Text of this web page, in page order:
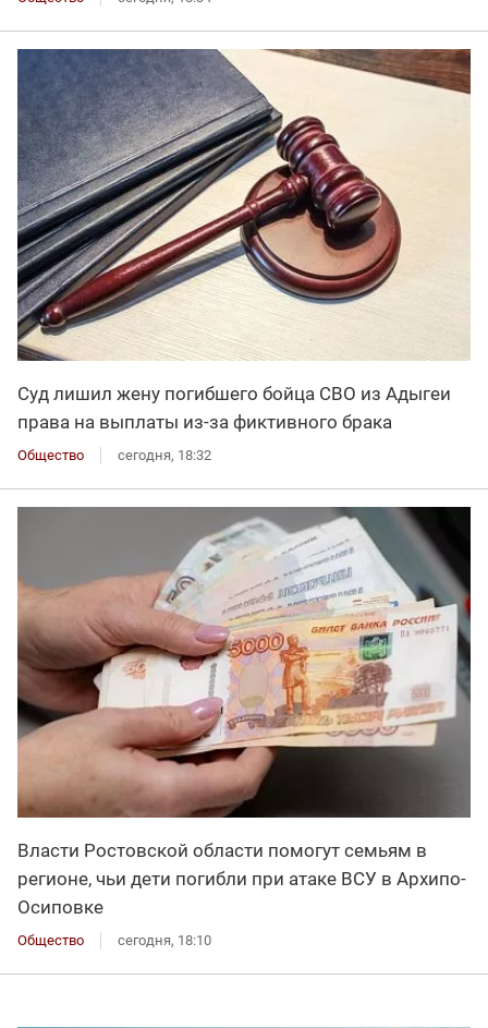
Суд лишил жену погибшего бойца СВО из Адыгеи
права на выплаты из-за фиктивного брака
Общество сегодня, 18:32
Власти Ростовской области помогут семьям в
регионе, чьи дети погибли при атаке ВСУ в Архипо-
Осиповке
Общество сегодня, 18:10